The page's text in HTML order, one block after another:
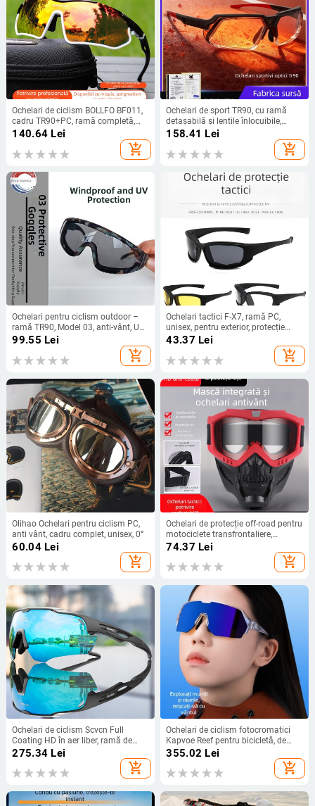
Ochelari de ciclism BOLLFO BF011,
cadru TR90+PC, ramă completă,
lentile interschimbabile, pernute
140.64 Lei
add_shopping_cart
Ochelari de sport TR90, cu ramă
detașabilă și lentile înlocuibile,
suporturi nazale reglabile, unisex,
158.41 Lei
add_shopping_cart
Ochelari pentru ciclism outdoor –
ramă TR90, Model 03, anti-vânt, UV
rezistent, cadru integral, unisex
99.55 Lei
add_shopping_cart
Ochelari tactici F-X7, ramă PC,
unisex, pentru exterior, protecție
împotriva vântului și prafului,
protecție la impact, rezistenți la
explozii
43.37 Lei
add_shopping_cart
Olihao Ochelari pentru ciclism PC,
anti vânt, cadru complet, unisex, 0°
60.04Lei
add_shopping_cart
Ochelari de protecție off-road pentru
motociclete transfrontaliere,
rezistente la vânt, nisip, Harley,
ochelari de protecție pentru schi, în
aer liber, pentru echitație, ochelari
mască
74.37 Lei
add_shopping_cart
Ochelari de ciclism Scvcn Full
Coating HD în aer liber, ramă de
înlocuire, ochelari de protecție
pentru biciclete, alpinism, sport
275.34 Lei
add_shopping_cart
Ochelari de ciclism fotocromatici
Kapvoe Reef pentru bicicletă, de
munte și șosea, pentru zi și noapte
355.02 Lei
add_shopping_cart